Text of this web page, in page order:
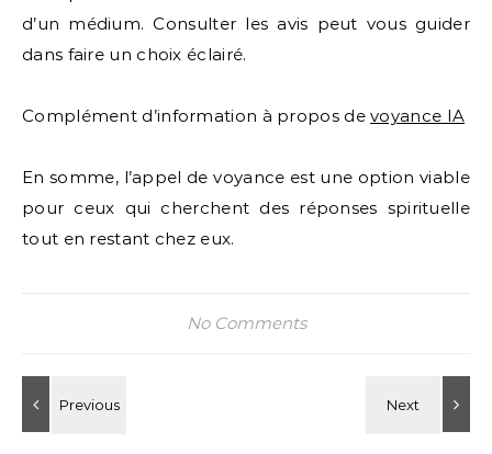
d’un médium. Consulter les avis peut vous guider
dans faire un choix éclairé.
Complément d’information à propos devoyance IA
En somme, l’appel de voyance est une option viable
pour ceux qui cherchent des réponses spirituelle
tout en restant chez eux.
No Comments